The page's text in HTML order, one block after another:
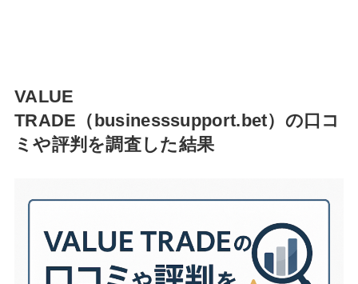
VALUE
TRADE（businesssupport.bet）の口コ
ミや評判を調査した結果